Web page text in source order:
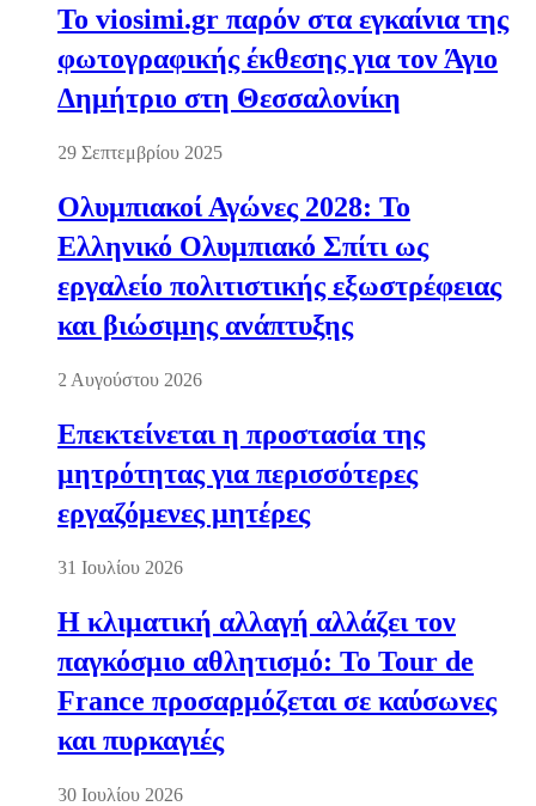
Το viosimi.gr παρόν στα εγκαίνια της
φωτογραφικής έκθεσης για τον Άγιο
Δημήτριο στη Θεσσαλονίκη
29 Σεπτεμβρίου 2025
Ολυμπιακοί Αγώνες 2028: Το
Ελληνικό Ολυμπιακό Σπίτι ως
εργαλείο πολιτιστικής εξωστρέφειας
και βιώσιμης ανάπτυξης
2 Αυγούστου 2026
Επεκτείνεται η προστασία της
μητρότητας για περισσότερες
εργαζόμενες μητέρες
31 Ιουλίου 2026
Η κλιματική αλλαγή αλλάζει τον
παγκόσμιο αθλητισμό: Το Tour de
France προσαρμόζεται σε καύσωνες
και πυρκαγιές
30 Ιουλίου 2026